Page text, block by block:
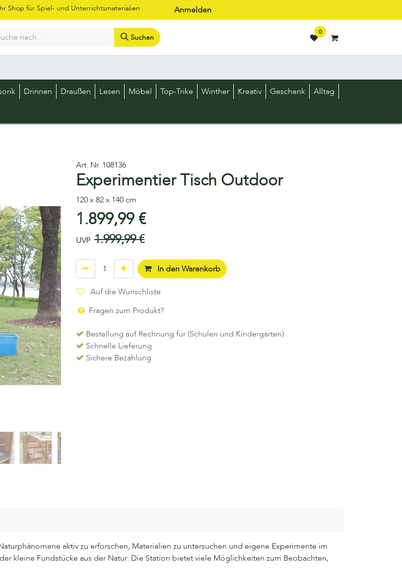
Shop für Spiel- und Unterrichtsmaterialien Anmelden
Suchen
0
Drinnen Draußen Lesen Möbel Top-Trike Winther Kreativ Geschenk
Alltag
Art. Nr. 108136
Experimentier Tisch Outdoor
120 x 82 x 140 cm
1.899,99€
UVP 1.999,99€
In den Warenkorb
Auf die Wunschliste
Fragen zum Produkt?
Bestellung auf Rechnung für (Schulen und Kindergärten)
Schnelle Lieferung
Sichere Bezahlung
aktiv zu erforschen, Materialien zu untersuchen und eigene Experimente im
kleine Fundstücke aus der Natur: Die Station bietet viele Möglichkeiten zum Beobachten,